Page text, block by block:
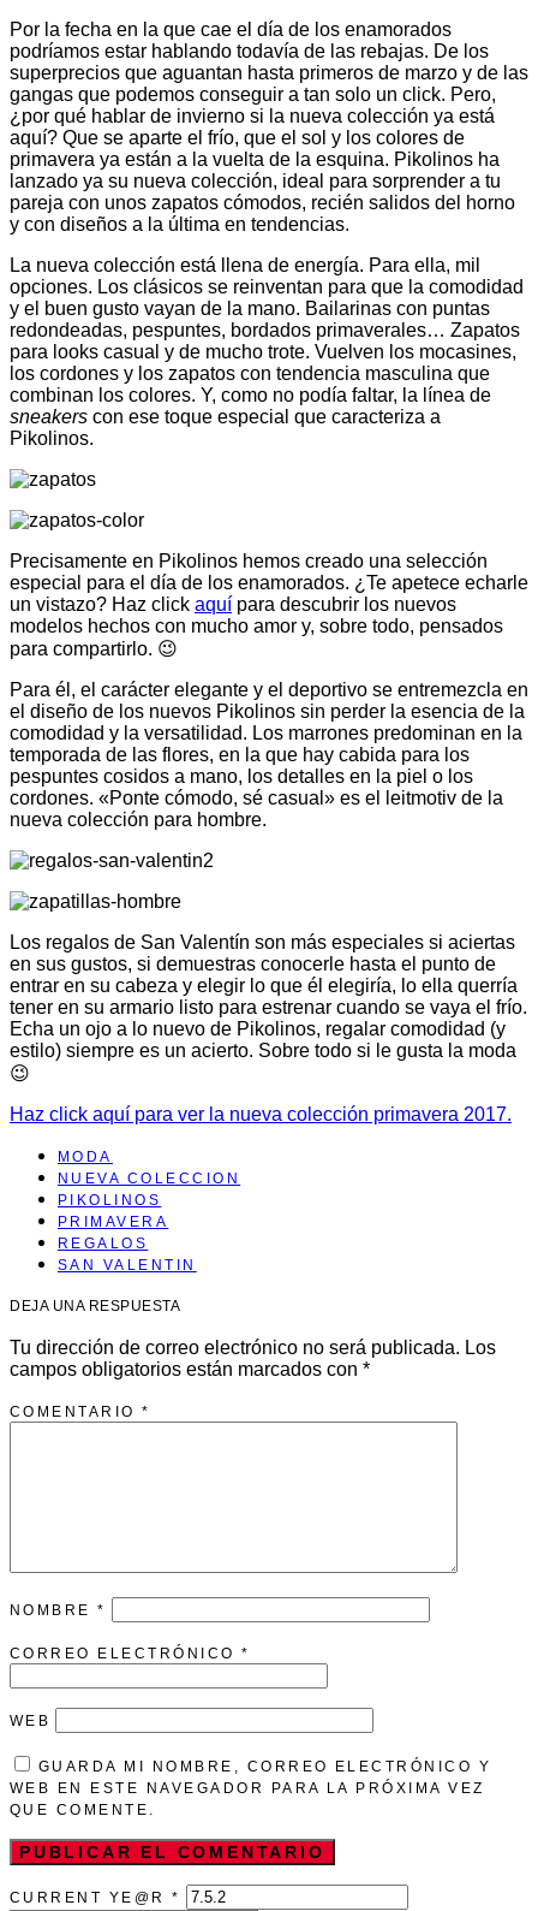
Por la fecha en la que cae el día de los enamorados
podríamos estar hablando todavía de las rebajas. De los
superprecios que aguantan hasta primeros de marzo y de las
gangas que podemos conseguir a tan solo un click. Pero,
¿por qué hablar de invierno si la nueva colección ya está
aquí? Que se aparte el frío, que el sol y los colores de
primavera ya están a la vuelta de la esquina. Pikolinos ha
lanzado ya su nueva colección, ideal para sorprender a tu
pareja con unos zapatos cómodos, recién salidos del horno
y con diseños a la última en tendencias.
La nueva colección está llena de energía. Para ella, mil
opciones. Los clásicos se reinventan para que la comodidad
y el buen gusto vayan de la mano. Bailarinas con puntas
redondeadas, pespuntes, bordados primaverales… Zapatos
para looks casual y de mucho trote. Vuelven los mocasines,
los cordones y los zapatos con tendencia masculina que
combinan los colores. Y, como no podía faltar, la línea de
sneakers con ese toque especial que caracteriza a
Pikolinos.
Precisamente en Pikolinos hemos creado una selección
especial para el día de los enamorados. ¿Te apetece echarle
un vistazo? Haz click aquí para descubrir los nuevos
modelos hechos con mucho amor y, sobre todo, pensados
para compartirlo. 😉
Para él, el carácter elegante y el deportivo se entremezcla en
el diseño de los nuevos Pikolinos sin perder la esencia de la
comodidad y la versatilidad. Los marrones predominan en la
temporada de las flores, en la que hay cabida para los
pespuntes cosidos a mano, los detalles en la piel o los
cordones. «Ponte cómodo, sé casual» es el leitmotiv de la
nueva colección para hombre.
Los regalos de San Valentín son más especiales si aciertas
en sus gustos, si demuestras conocerle hasta el punto de
entrar en su cabeza y elegir lo que él elegiría, lo ella querría
tener en su armario listo para estrenar cuando se vaya el frío.
Echa un ojo a lo nuevo de Pikolinos, regalar comodidad (y
estilo) siempre es un acierto. Sobre todo si le gusta la moda
😉
Haz click aquí para ver la nueva colección primavera 2017.
MODA
NUEVA COLECCION
PIKOLINOS
PRIMAVERA
REGALOS
SAN VALENTIN
DEJA UNA RESPUESTA
Tu dirección de correo electrónico no será publicada. Los
campos obligatorios están marcados con *
COMENTARIO*
NOMBRE*
CORREO ELECTRÓNICO*
WEB
GUARDA MI NOMBRE, CORREO ELECTRÓNICO Y
WEB EN ESTE NAVEGADOR PARA LA PRÓXIMA VEZ
QUE COMENTE.
CURRENT YE@R*